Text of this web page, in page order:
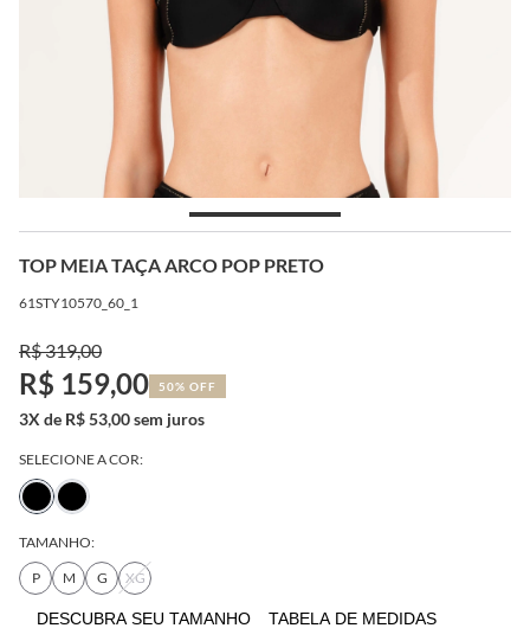
TOP MEIA TAÇA ARCO POP PRETO
61STY10570_60_1
R$ 319,00
R$ 159,00 50% OFF
3X de R$ 53,00 sem juros
SELECIONE A COR:
TAMANHO:
P
M G XG
DESCUBRA SEU
TABELA DE